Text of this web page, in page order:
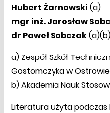
Hubert Żarnowski (a)
mgr inż. Jarosław
dr Paweł Sobczak(a)(b)
a) Zespół Szkół
Gostomczyka w
b) Akademia Nauk
Literatura użyta podczas